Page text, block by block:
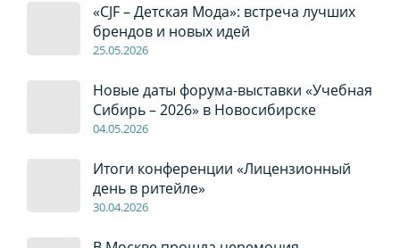
«CJF – Детская Мода»: встреча лучших
брендов и новых идей
25.05.2026
Новые даты форума-выставки «Учебная
Сибирь – 2026» в Новосибирске
04.05.2026
Итоги конференции «Лицензионный
день в ритейле»
30.04.2026